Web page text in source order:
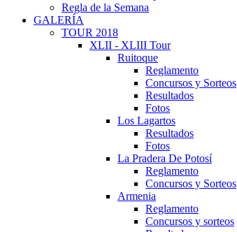
Regla de la Semana
GALERÍA
TOUR 2018
XLII - XLIII Tour
Ruitoque
Reglamento
Concursos y Sorteos
Resultados
Fotos
Los Lagartos
Resultados
Fotos
La Pradera De Potosí
Reglamento
Concursos y Sorteos
Armenia
Reglamento
Concursos y sorteos